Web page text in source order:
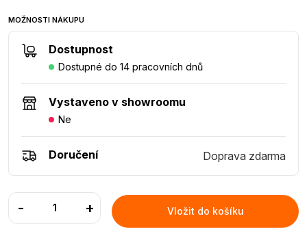
MOŽNOSTI NÁKUPU
Dostupnost
Dostupné do 14 pracovních dnů
Vystaveno v showroomu
Ne
Doručení Doprava zdarma
- + Vložit do košíku